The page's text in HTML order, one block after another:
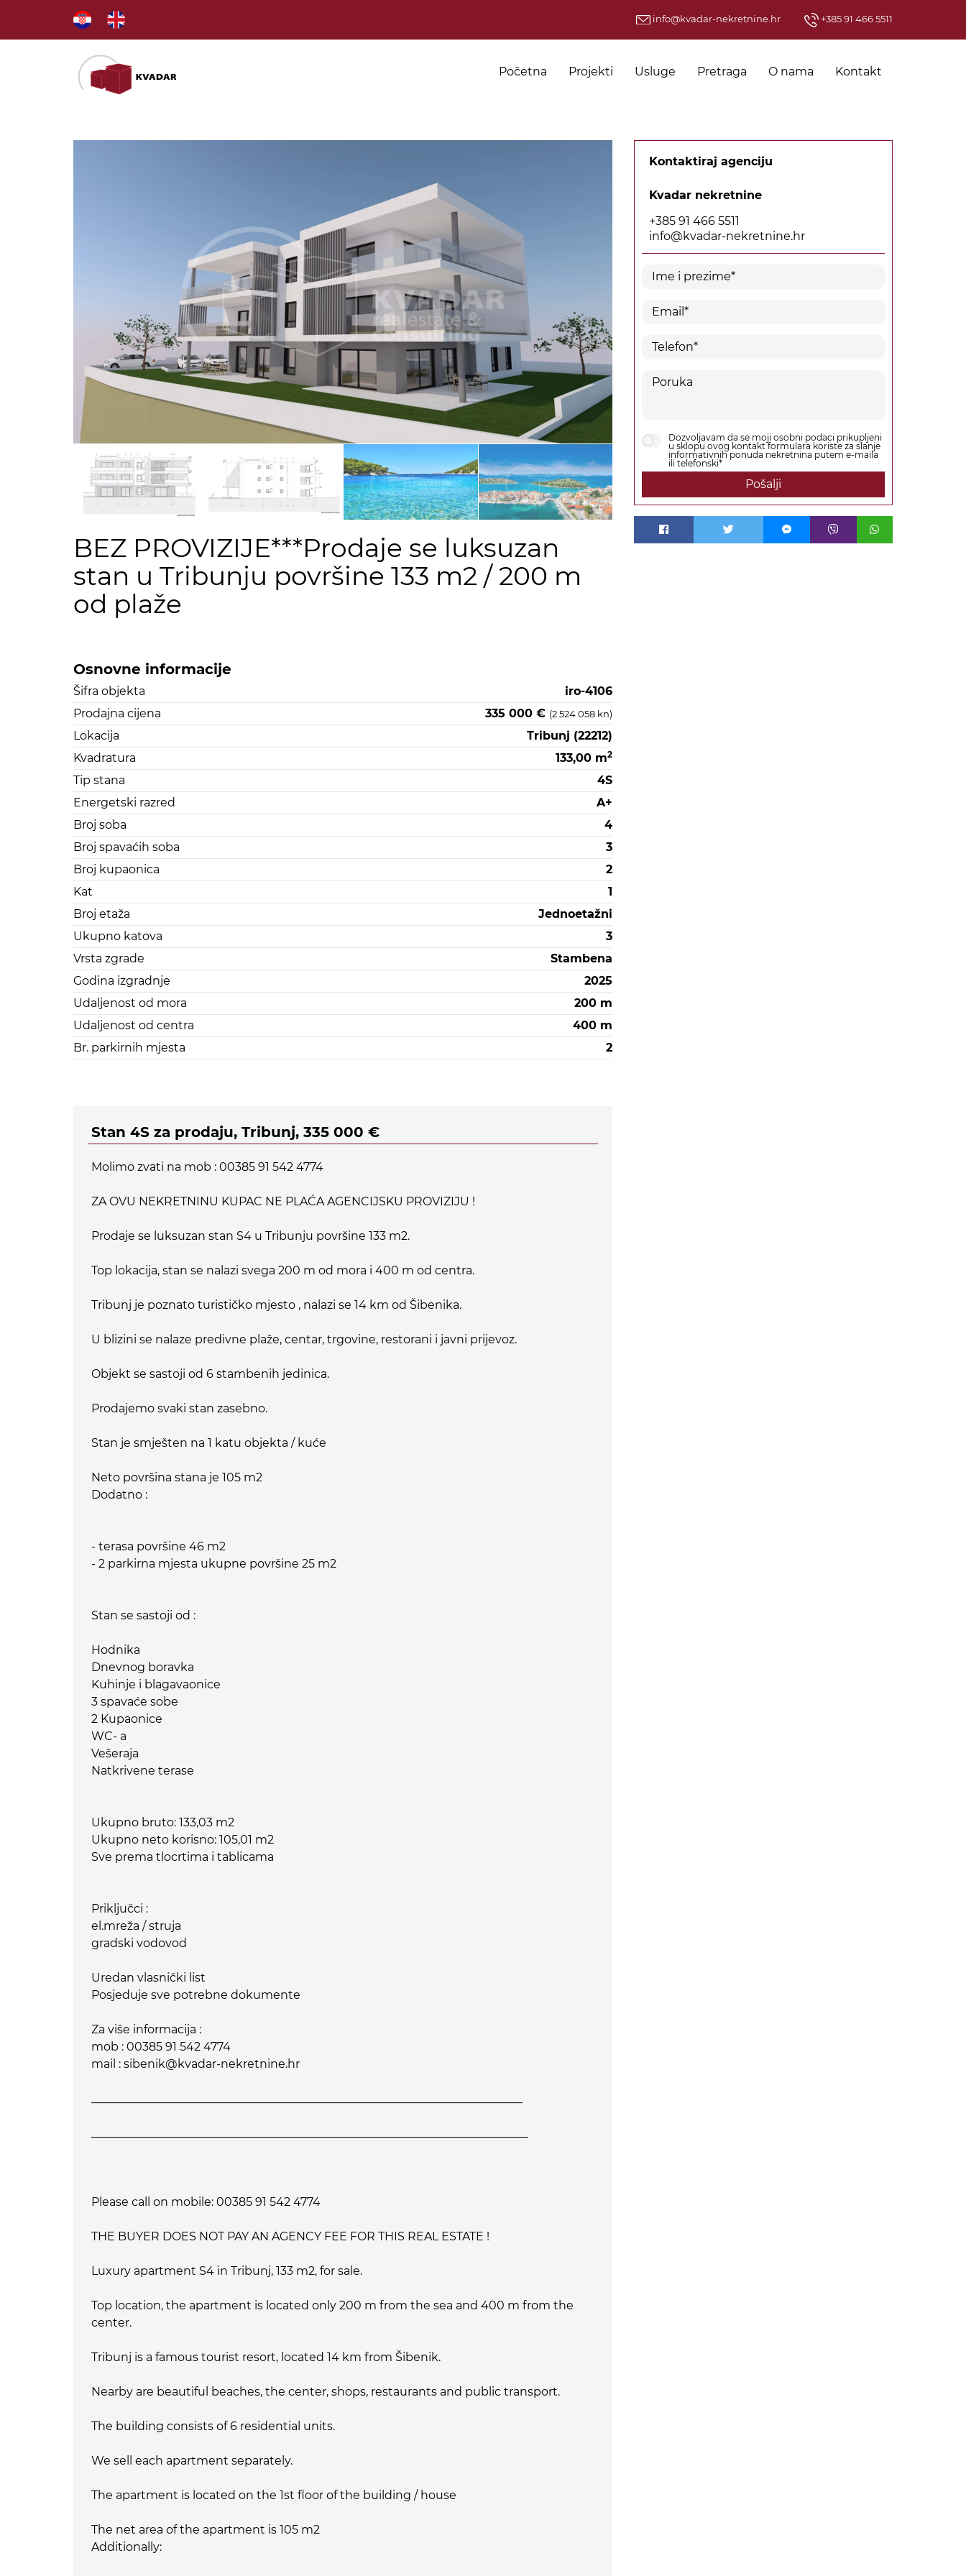
info@kvadar-nekretnine.hr +385 91 466 5511
Početna Projekti Usluge Pretraga O nama Kontakt
BEZ PROVIZIJE***Prodaje se luksuzan
stan u Tribunju površine 133 m2 / 200 m
od plaže
Osnovne informacije
Šifra objekta
iro-4106
Prodajna cijena
335 000 € (2 524 058 kn)
Lokacija
Tribunj (22212)
Kvadratura
133,00 m2
Tip stana
4S
Energetski razred
A+
Broj soba
4
Broj spavaćih soba
3
Broj kupaonica
2
Kat
1
Broj etaža
Jednoetažni
Ukupno katova
3
Vrsta zgrade
Stambena
Godina izgradnje
2025
Udaljenost od mora
200 m
Udaljenost od centra
400 m
Br. parkirnih mjesta
2
Stan 4S za prodaju, Tribunj, 335 000 €
Molimo zvati na mob : 00385 91 542 4774
ZA OVU NEKRETNINU KUPAC NE PLAĆA AGENCIJSKU PROVIZIJU !
Prodaje se luksuzan stan S4 u Tribunju površine 133 m2.
Top lokacija, stan se nalazi svega 200 m od mora i 400 m od centra.
Tribunj je poznato turističko mjesto , nalazi se 14 km od Šibenika.
U blizini se nalaze predivne plaže, centar, trgovine, restorani i javni prijevoz.
Objekt se sastoji od 6 stambenih jedinica.
Prodajemo svaki stan zasebno.
Stan je smješten na 1 katu objekta / kuće
Neto površina stana je 105 m2
Dodatno :
- terasa površine 46 m2
- 2 parkirna mjesta ukupne površine 25 m2
Stan se sastoji od :
Hodnika
Dnevnog boravka
Kuhinje i blagavaonice
3 spavaće sobe
2 Kupaonice
WC- a
Vešeraja
Natkrivene terase
Ukupno bruto: 133,03 m2
Ukupno neto korisno: 105,01 m2
Sve prema tlocrtima i tablicama
Priključci :
el.mreža / struja
gradski vodovod
Uredan vlasnički list
Posjeduje sve potrebne dokumente
Za više informacija :
mob : 00385 91 542 4774
mail : sibenik@kvadar-nekretnine.hr
Please call on mobile: 00385 91 542 4774
THE BUYER DOES NOT PAY AN AGENCY FEE FOR THIS REAL ESTATE !
Luxury apartment S4 in Tribunj, 133 m2, for sale.
Top location, the apartment is located only 200 m from the sea and 400 m from the
center.
Tribunj is a famous tourist resort, located 14 km from Šibenik.
Nearby are beautiful beaches, the center, shops, restaurants and public transport.
The building consists of 6 residential units.
We sell each apartment separately.
The apartment is located on the 1st floor of the building / house
The net area of the apartment is 105 m2
Additionally:
Kontaktiraj agenciju
Kvadar nekretnine
+385 91 466 5511
info@kvadar-nekretnine.hr
Dozvoljavam da se moji osobni podaci prikupljeni
u sklopu ovog kontakt formulara koriste za slanje
informativnih ponuda nekretnina putem e-maila
ili telefonski*
Pošalji